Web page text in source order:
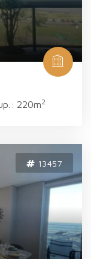
220m2
13457